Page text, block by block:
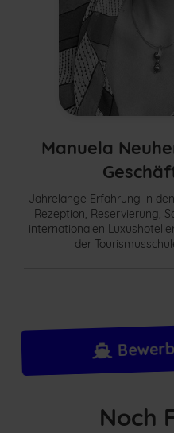
Manuela
Jahrelange Erfahrung in
Rezeption, Reservierung,
internationalen
der
Noch